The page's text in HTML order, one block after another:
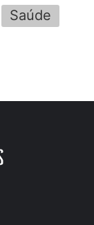
Saúde